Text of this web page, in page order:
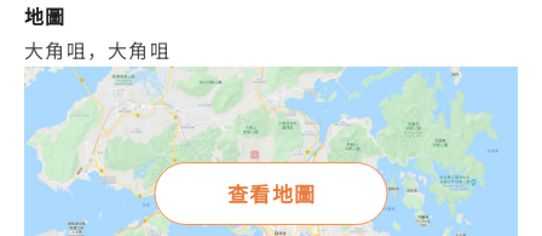
地圖
大角咀，大角咀
查看地圖